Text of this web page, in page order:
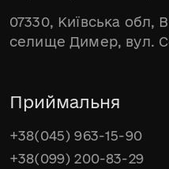
07330, Київська обл,
селище Димер, вул.
Приймальня
+38(045) 963-15-90
+38(099) 200-83-29